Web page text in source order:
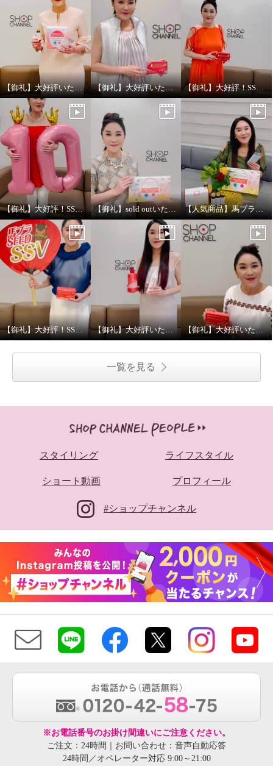
【御礼】大好評いただきありがとうございました 【御礼】大好評いただきありがとうございます！ 【御礼】大好評！SSV放送ありがとうございました！
【御礼】大好評！SSV放送ありがとうございました！ 【御礼】sold outいたしました！ 【人気商品】馬プラセンタゼリー&ドリンク放送
【御礼】大好評！SSV放送ありがとうございました！ 【御礼】大好評いただきありがとうございました！ 【御礼】大好評いただきありがとうございました！
一覧を見る
スタイリング ライフスタイル
ショート動画 プロフィール
#ショップチャンネル
※お電話番号のお掛け間違いにご注意ください。
ご注文：24時間｜お問い合わせ：音声自動応答
24時間／オペレーター対応 9:00～21:00